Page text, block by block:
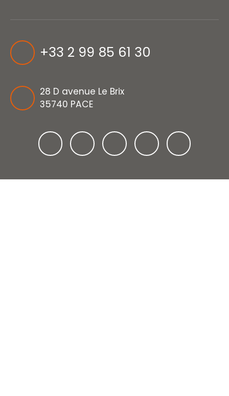
+33 2 99 85 61 30
28 D avenue Le Brix
35740 PACE